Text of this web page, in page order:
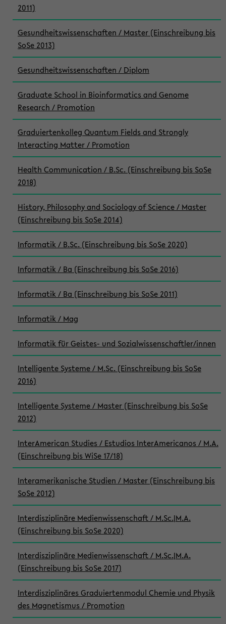
2011)
Gesundheitswissenschaften / Master (Einschreibung bis
SoSe 2013)
Gesundheitswissenschaften / Diplom
Graduate School in Bioinformatics and Genome
Research / Promotion
Graduiertenkolleg Quantum Fields and Strongly
Interacting Matter / Promotion
Health Communication / B.Sc. (Einschreibung bis SoSe
2018)
History, Philosophy and Sociology of Science / Master
(Einschreibung bis SoSe 2014)
Informatik / B.Sc. (Einschreibung bis SoSe 2020)
Informatik / Ba (Einschreibung bis SoSe 2016)
Informatik / Ba (Einschreibung bis SoSe 2011)
Informatik / Mag
Informatik für Geistes- und Sozialwissenschaftler/innen
Intelligente Systeme / M.Sc. (Einschreibung bis SoSe
2016)
Intelligente Systeme / Master (Einschreibung bis SoSe
2012)
InterAmerican Studies / Estudios InterAmericanos / M.A.
(Einschreibung bis WiSe 17/18)
Interamerikanische Studien / Master (Einschreibung bis
SoSe 2012)
Interdisziplinäre Medienwissenschaft / M.Sc.|M.A.
(Einschreibung bis SoSe 2020)
Interdisziplinäre Medienwissenschaft / M.Sc.|M.A.
(Einschreibung bis SoSe 2017)
Interdisziplinäres Graduiertenmodul Chemie und Physik
des Magnetismus / Promotion